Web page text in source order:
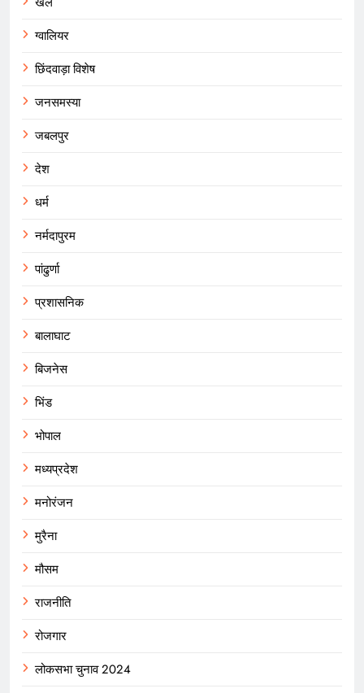
ग्वालियर
छिंदवाड़ा विशेष
जनसमस्या
जबलपुर
देश
धर्म
नर्मदापुरम
पांढुर्णा
प्रशासनिक
बालाघाट
बिजनेस
भिंड
भोपाल
मध्यप्रदेश
मनोरंजन
मुरैना
मौसम
राजनीति
रोजगार
लोकसभा चुनाव 2024